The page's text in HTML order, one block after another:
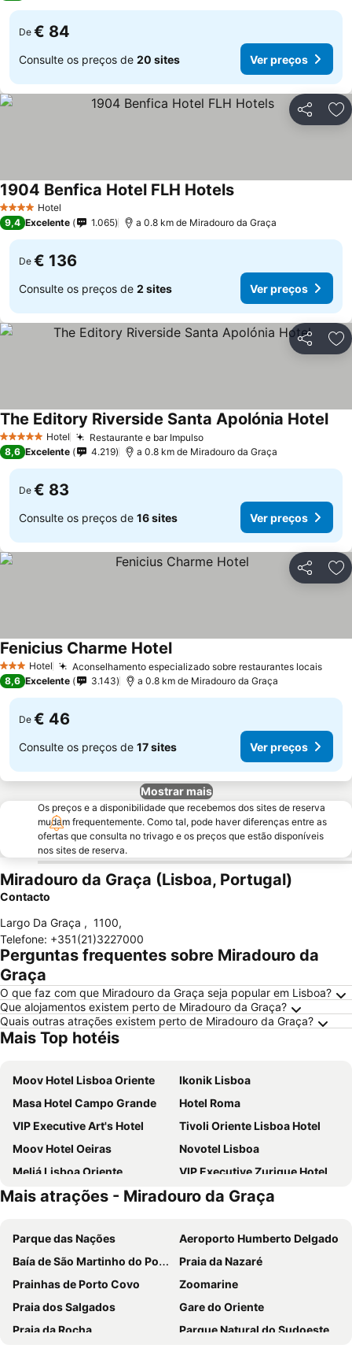
De € 84
Consulte os preços de 20 sites Ver preços
Partilhar
4 EstrelasHotel
1904 Benfica Hotel FLH Hotels
9,4 Excelente 1.065 a 0.8 km de Miradouro da Graça
De € 136
Consulte os preços de 2 sites Ver preços
Partilhar
5 Estrelas Hotel Restaurante e bar Impulso
The Editory Riverside Santa Apolónia Hotel
8,6 Excelente 4.219 a 0.8 km de Miradouro da Graça
De € 83
Consulte os preços de 16 sites Ver preços
Partilhar
3 EstrelasHotel Aconselhamento especializado sobre restaurantes locais
Fenicius Charme Hotel
8,6 Excelente 3.143 a 0.8 km de Miradouro da Graça
De € 46
Consulte os preços de 17 sites Ver preços
Mostrar mais
Os preços e a disponibilidade que recebemos dos sites de reserva
mudam frequentemente. Como tal, pode haver diferenças entre as
ofertas que consulta no trivago e os preços que estão disponíveis
nos sites de reserva.
Miradouro da Graça (Lisboa, Portugal)
Contacto
Largo Da Graça , 1100,
Telefone: +351(21)3227000
Perguntas frequentes sobre Miradouro da
Graça
O que faz com que Miradouro da Graça seja popular em Lisboa?
Que alojamentos existem perto de Miradouro da Graça?
Quais outras atrações existem perto de Miradouro da Graça?
Mais Top hotéis
Moov Hotel Lisboa Oriente
Ikonik Lisboa
Masa Hotel Campo Grande
Hotel Roma
VIP Executive Art's Hotel
Tivoli Oriente Lisboa Hotel
Moov Hotel Oeiras
Novotel Lisboa
Meliá Lisboa Oriente
VIP Executive Zurique Hotel
TRYP by Wyndham Lisboa Caparica Mar
Holiday Inn Express Lisbon - Alfragide by IHG
Selina Secret Garden Lisbon
Residencial Jardim Da Amadora
Evidencia Belverde Atitude Hotel
Holiday Inn Express Lisbon - Oeiras By Ihg
ibis Lisboa Parque das Naçoes
ibis Lisboa Jose Malhoa
Eurostars Universal Lisboa
Stay Hotel Lisboa Aeroporto
MS Aparthotel
Universo Romantico
Mais atrações - Miradouro da Graça
Parque das Nações
Aeroporto Humberto Delgado
Baía de São Martinho do Porto
Praia da Nazaré
Prainhas de Porto Covo
Zoomarine
Praia dos Salgados
Gare do Oriente
Praia da Rocha
Parque Natural do Sudoeste Alentejano e Costa Vicentina